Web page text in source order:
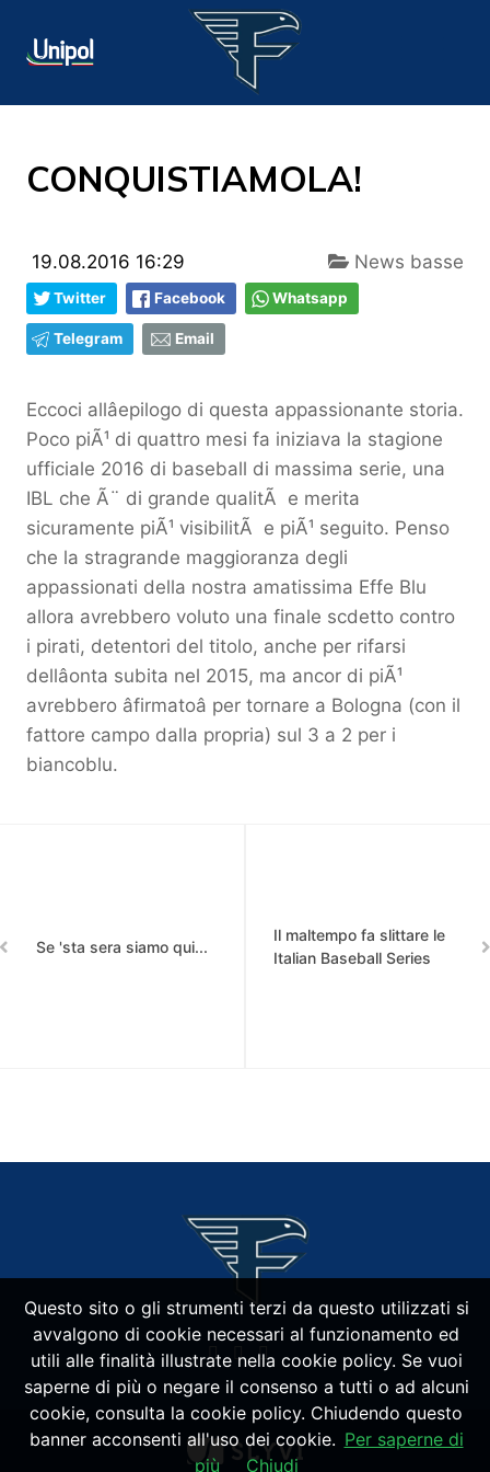
CONQUISTIAMOLA!
19.08.2016 16:29 News basse
Twitter Facebook Whatsapp
Telegram Email
Eccoci allâepilogo di questa appassionante storia.
Poco piÃ¹ di quattro mesi fa iniziava la stagione
ufficiale 2016 di baseball di massima serie, una
IBL che Ã¨ di grande qualitÃ e merita
sicuramente piÃ¹ visibilitÃ e piÃ¹ seguito. Penso
che la stragrande maggioranza degli
appassionati della nostra amatissima Effe Blu
allora avrebbero voluto una finale scdetto contro
i pirati, detentori del titolo, anche per rifarsi
dellâonta subita nel 2015, ma ancor di piÃ¹
avrebbero âfirmatoâ per tornare a Bologna (con il
fattore campo dalla propria) sul 3 a 2 per i
biancoblu.
Se 'sta sera siamo qui...
Il maltempo fa slittare le
Italian Baseball Series
Questo sito o gli strumenti terzi da questo utilizzati si
avvalgono di cookie necessari al funzionamento ed
utili alle finalità illustrate nella cookie policy. Se vuoi
saperne di più o negare il consenso a tutti o ad alcuni
cookie, consulta la cookie policy. Chiudendo questo
banner acconsenti all'uso dei cookie. Per saperne di
più
Chiudi